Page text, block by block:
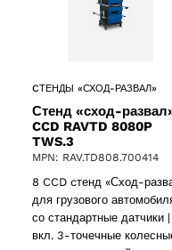
CТЕНДЫ «СХОД-РАЗВАЛ»
Стенд «сход-
CCD RAVTD 8080P
TWS.3
MPN: RAV.TD808.700414
8 CCD cтенд «Сход-
для грузового
со стандартные датчики |
вкл. 3-точечные